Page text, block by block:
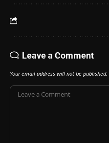
Leave a Comment
Your email address will not be published.